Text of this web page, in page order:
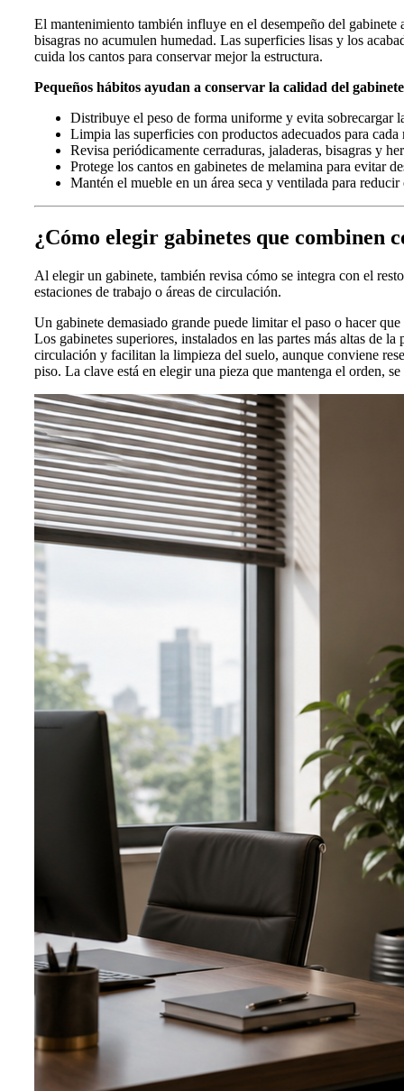
El mantenimiento también influye en el desempeño del
bisagras no acumulen humedad. Las superficies lisas y los
cuida los cantos para conservar mejor la estructura.
Pequeños hábitos ayudan a conservar la calidad del
Distribuye el peso de forma uniforme y evita sobrecargar
Limpia las superficies con productos adecuados para cada
Revisa periódicamente cerraduras, jaladeras, bisagras y
Protege los cantos en gabinetes de melamina para evitar
Mantén el mueble en un área seca y ventilada para
¿Cómo elegir gabinetes que combinen
Al elegir un gabinete, también revisa cómo se integra con el
estaciones de trabajo o áreas de circulación.
Un gabinete demasiado grande puede limitar el paso o hacer
Los gabinetes superiores, instalados en las partes más altas de
circulación y facilitan la limpieza del suelo, aunque conviene
piso. La clave está en elegir una pieza que mantenga el orden,